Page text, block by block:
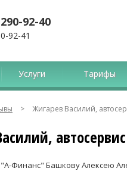
92-40
92-41
Услуги Тарифы
> Жигарев Василий,
Финанс" Башкову Алексею